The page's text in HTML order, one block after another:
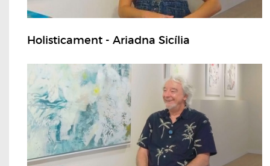
Holisticament - Ariadna Sicília